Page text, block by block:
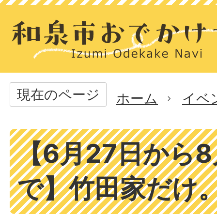
現在のページ ホーム イベ
【6月27日から
で】竹田家だけ